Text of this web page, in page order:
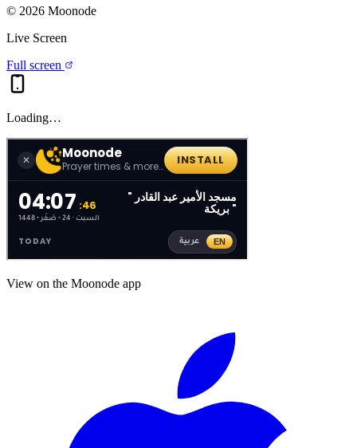
© 2026 Moonode
Live Screen
Full screen
Loading…
View on the Moonode app